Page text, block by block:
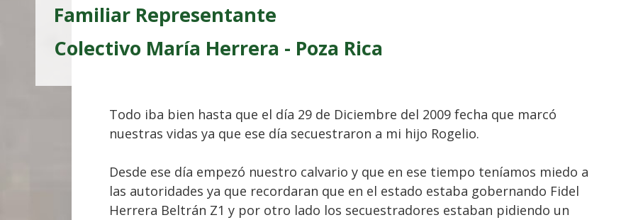
Familiar Representante
Colectivo María Herrera - Poza Rica
Todo iba bien hasta que el día 29 de Diciembre del 2009 fecha que marcó
nuestras vidas ya que ese día secuestraron a mi hijo Rogelio.
Desde ese día empezó nuestro calvario y que en ese tiempo teníamos miedo a
las autoridades ya que recordaran que en el estado estaba gobernando Fidel
Herrera Beltrán Z1 y por otro lado los secuestradores estaban pidiendo un